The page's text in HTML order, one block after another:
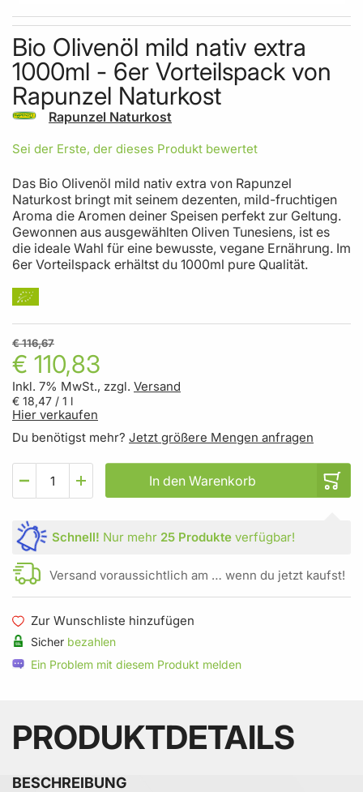
Skip to the beginning of the images gallery
Bio Olivenöl mild nativ extra
1000ml - 6er Vorteilspack von
Rapunzel Naturkost
Rapunzel Naturkost
Sei der Erste, der dieses Produkt bewertet
Das Bio Olivenöl mild nativ extra von Rapunzel
Naturkost bringt mit seinem dezenten, mild-fruchtigen
Aroma die Aromen deiner Speisen perfekt zur Geltung.
Gewonnen aus ausgewählten Oliven Tunesiens, ist es
die ideale Wahl für eine bewusste, vegane Ernährung. Im
6er Vorteilspack erhältst du 1000ml pure Qualität.
€ 110,83
€ 116,67
Inkl. 7% MwSt., zzgl. Versand
€ 18,47 / 1 l
Hier verkaufen
Du benötigst mehr? Jetzt größere Mengen anfragen
In den Warenkorb
Schnell! Nur mehr 25 Produkteverfügbar!
Versand voraussichtlich am … wenn du jetzt kaufst!
Zur Wunschliste hinzufügen
Sicher bezahlen
Ein Problem mit diesem Produkt melden
PRODUKTDETAILS
BESCHREIBUNG